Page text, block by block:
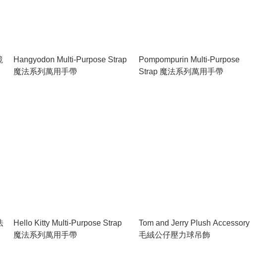
Hangyodon Multi-Purpose Strap
魔法系列萬用手帶
Pompompurin Multi-Purpose
Strap 魔法系列萬用手帶
Hello Kitty Multi-Purpose Strap
魔法系列萬用手帶
Tom and Jerry Plush Accessory
毛絨公仔壓力球吊飾